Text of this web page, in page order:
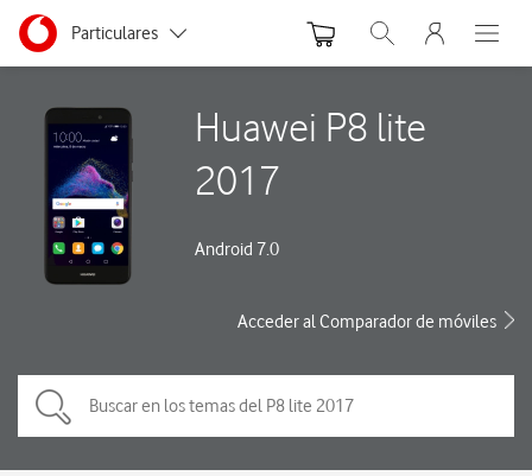
Ir a la pagina principal de vodafone.es
Menu navegación Segmento
Particulares
Pymes
Grandes empresas
y AA.PP.
Abrir buscador. Abre
Abre
Huawei P8 lite
2017
Android 7.0
Acceder al Comparador de móviles